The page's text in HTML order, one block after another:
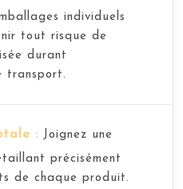
individuels
tout risque de
durant
transport.
: Joignez une
précisément
de chaque produit.